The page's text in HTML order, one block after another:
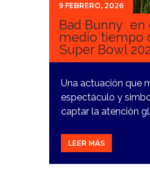
9 FEBRERO, 2026
Bad Bunny en
medio tiempo
Super Bowl
Una actuación que
espectáculo y
captar la atención
LEER MÁS